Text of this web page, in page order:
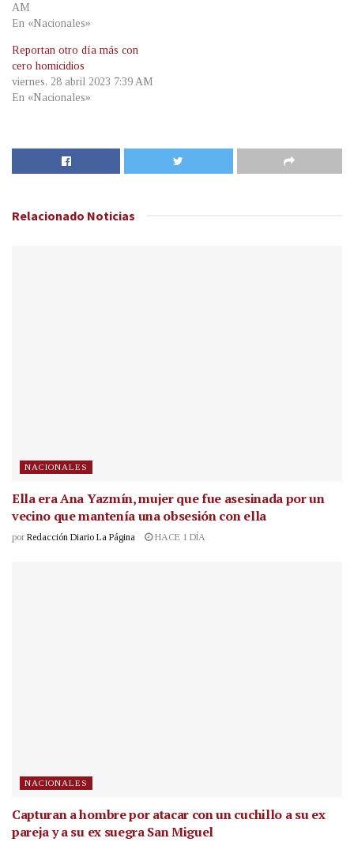
AM
En «Nacionales»
Reportan otro día más con
cero homicidios
viernes, 28 abril 2023 7:39 AM
En «Nacionales»
Relacionado Noticias
NACIONALES
Ella era Ana Yazmín, mujer que fue asesinada por un
vecino que mantenía una obsesión con ella
por Redacción Diario La Página HACE 1 DÍA
NACIONALES
Capturan a hombre por atacar con un cuchillo a su ex
pareja y a su ex suegra San Miguel